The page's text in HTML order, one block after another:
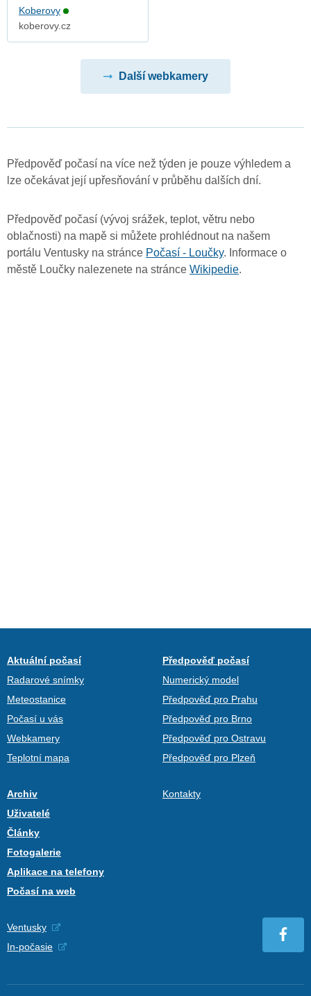
Koberovy
koberovy.cz
Další webkamery
Předpověď počasí na více než týden je pouze výhledem a
lze očekávat její upřesňování v průběhu dalších dní.
Předpověď počasí (vývoj srážek, teplot, větru nebo
oblačnosti) na mapě si můžete prohlédnout na našem
portálu Ventusky na stránce Počasí - Loučky. Informace o
městě Loučky nalezenete na stránce Wikipedie.
Aktuální počasí
Radarové snímky
Meteostanice
Počasí u vás
Webkamery
Teplotní mapa
Předpověď počasí
Numerický model
Předpověď pro Prahu
Předpověď pro Brno
Předpověď pro Ostravu
Předpověď pro Plzeň
Archiv
Uživatelé
Články
Fotogalerie
Aplikace na telefony
Počasí na web
Kontakty
Ventusky
In-počasie